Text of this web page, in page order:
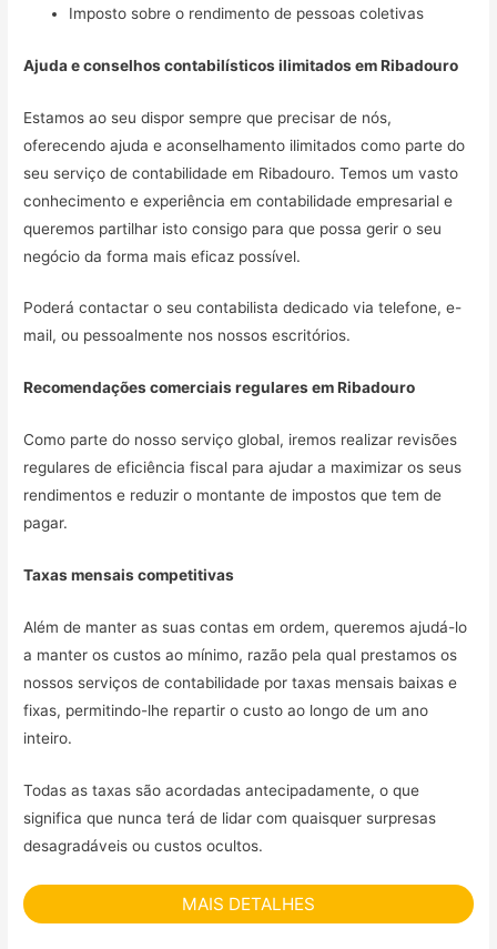
Imposto sobre o rendimento de pessoas coletivas
Ajuda e conselhos contabilísticos ilimitados emRibadouro
Estamos ao seu dispor sempre que precisar de nós,
oferecendo ajuda e aconselhamento ilimitados como parte do
seu serviço de contabilidade em Ribadouro. Temos um vasto
conhecimento e experiência em contabilidade empresarial e
queremos partilhar isto consigo para que possa gerir o seu
negócio da forma mais eficaz possível.
Poderá contactar o seu contabilista dedicado via telefone, e-
mail, ou pessoalmente nos nossos escritórios.
Recomendações comerciais regulares emRibadouro
Como parte do nosso serviço global, iremos realizar revisões
regulares de eficiência fiscal para ajudar a maximizar os seus
rendimentos e reduzir o montante de impostos que tem de
pagar.
Taxas mensais competitivas
Além de manter as suas contas em ordem, queremos ajudá-lo
a manter os custos ao mínimo, razão pela qual prestamos os
nossos serviços de contabilidade por taxas mensais baixas e
fixas, permitindo-lhe repartir o custo ao longo de um ano
inteiro.
Todas as taxas são acordadas antecipadamente, o que
significa que nunca terá de lidar com quaisquer surpresas
desagradáveis ou custos ocultos.
MAIS DETALHES